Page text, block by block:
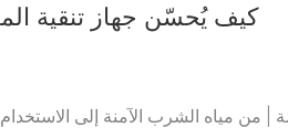
كيف يُحسّن جهاز تنقية
| من مياه الشرب الآمنة إلى الاستخدام